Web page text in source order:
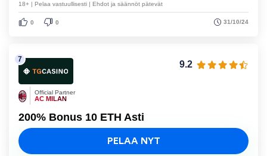
31/10/24
0 0
18+ | Pelaa vastuullisesti | Ehdot ja säännöt pätevät
Official Partner
AC MILAN
200% Bonus 10 ETH Asti
9.2
PELAA NYT